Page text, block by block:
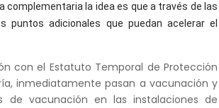
complementaria la idea es que a través de las
puntos adicionales que puedan acelerar el
con el Estatuto Temporal de Protección
inmediatamente pasan a vacunación y
de vacunación en las instalaciones de